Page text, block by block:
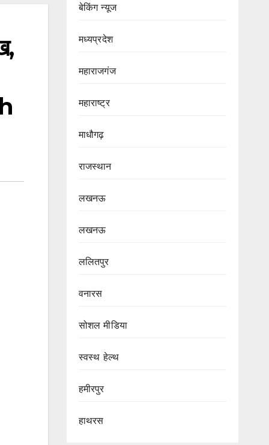
बेकिंग न्यूज
मध्यप्रदेश
महाराजगंज
महाराष्ट्र
माधौगढ़
राजस्थान
लखनऊ
लखनऊ
ललितपुर
वनारस
सोशल मीडिया
स्वस्थ हेल्थ
हमीरपुर
हाथरस